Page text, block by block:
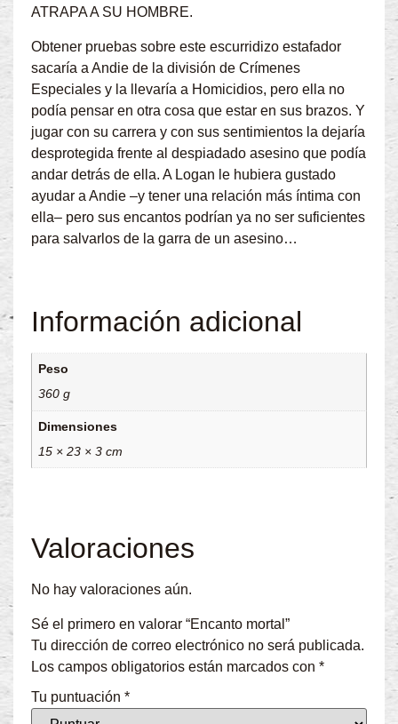
ATRAPA A SU HOMBRE.
Obtener pruebas sobre este escurridizo estafador
sacaría a Andie de la división de Crímenes
Especiales y la llevaría a Homicidios, pero ella no
podía pensar en otra cosa que estar en sus brazos. Y
jugar con su carrera y con sus sentimientos la dejaría
desprotegida frente al despiadado asesino que podía
andar detrás de ella. A Logan le hubiera gustado
ayudar a Andie –y tener una relación más íntima con
ella– pero sus encantos podrían ya no ser suficientes
para salvarlos de la garra de un asesino…
Información adicional
Peso
360 g
Dimensiones
15 × 23 × 3 cm
Valoraciones
No hay valoraciones aún.
Sé el primero en valorar “Encanto mortal”
Tu dirección de correo electrónico no será publicada.
Los campos obligatorios están marcados con *
Tu puntuación *